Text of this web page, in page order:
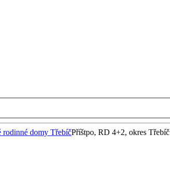
rodinné domy TřebíčPříštpo, RD 4+2, okres Třebíč